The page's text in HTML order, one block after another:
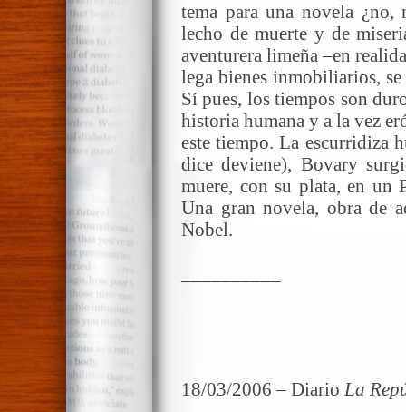
tema para una novela
lecho de muerte y de
aventurera limeña –en
lega bienes inmobiliarios,
Sí pues, los tiempos son
historia humana y a la vez
este tiempo. La escurridiza
dice deviene), Bovary
muere, con su plata, en un
Una gran novela, obra de
Nobel.
18/03/2006 – Diario La